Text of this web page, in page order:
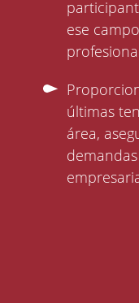
ese
últimas
área,